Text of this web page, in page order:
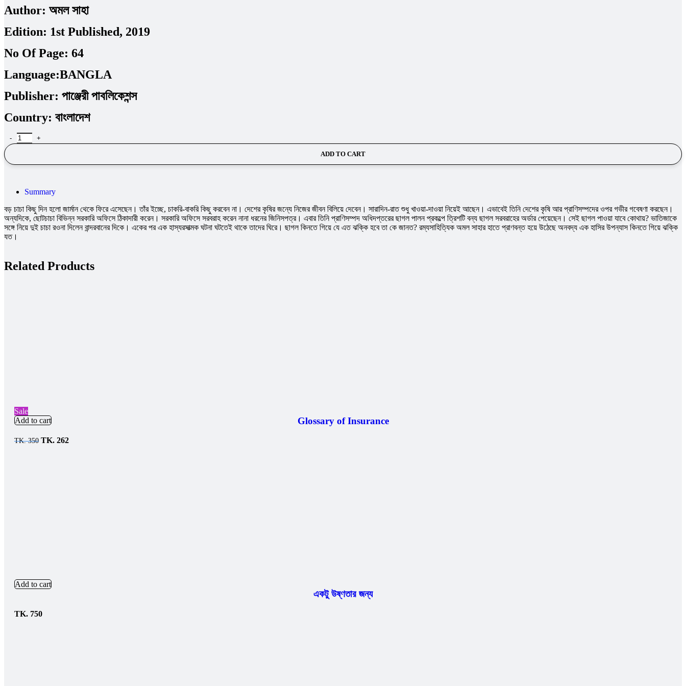
Author: অমল সাহা
Edition: 1st Published, 2019
No Of Page: 64
Language:BANGLA
Publisher: পাঞ্জেরী পাবলিকেশন্স
Country: বাংলাদেশ
ADD TO CART
Summary
বড় চাচা কিছু দিন হলো জার্মান থেকে ফিরে এসেছেন। তাঁর ইচ্ছে, চাকরি-বাকরি কিছু করবেন না। দেশের কৃষির জন্যে নিজের জীবন বিলিয়ে দেবেন। সারাদিন-রাত শুধু খাওয়া-দাওয়া নিয়েই আছেন। এভাবেই তিনি দেশের কৃষি আর প্রাণিসম্পদের ওপর গভীর গবেষণা করছেন।
অন্যদিকে, ছোটচাচা বিভিন্ন সরকারি অফিসে ঠিকাদারী করেন। সরকারি অফিসে সরবরাহ করেন নানা ধরনের জিনিসপত্র। এবার তিনি প্রাণিসম্পদ অধিদপ্তরের ছাগল পালন প্রকল্পে ত্রিশটি বন্য ছাগল সরবরাহের অর্ডার পেয়েছেন। সেই ছাগল পাওয়া যাবে কোথায়? ভাতিজাকে
সঙ্গে নিয়ে দুই চাচা রওনা দিলেন বান্দরবানের দিকে। একের পর এক হাস্যরসাত্মক ঘটনা ঘটতেই থাকে তাদের ঘিরে। ছাগল কিনতে গিয়ে যে এত ঝক্কি হবে তা কে জানত? রম্যসাহিত্যিক অমল সাহার হাতে প্রাণবন্ত হয়ে উঠেছে অনবদ্য এক হাসির উপন্যাস কিনতে গিয়ে ঝক্কি
যত।
Related Products
Sale
Add to cart
Glossary of Insurance
TK.350 TK. 262
Add to cart
একটু উষ্ণতার জন্য
TK. 750